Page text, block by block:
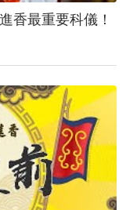
香最重要科儀！